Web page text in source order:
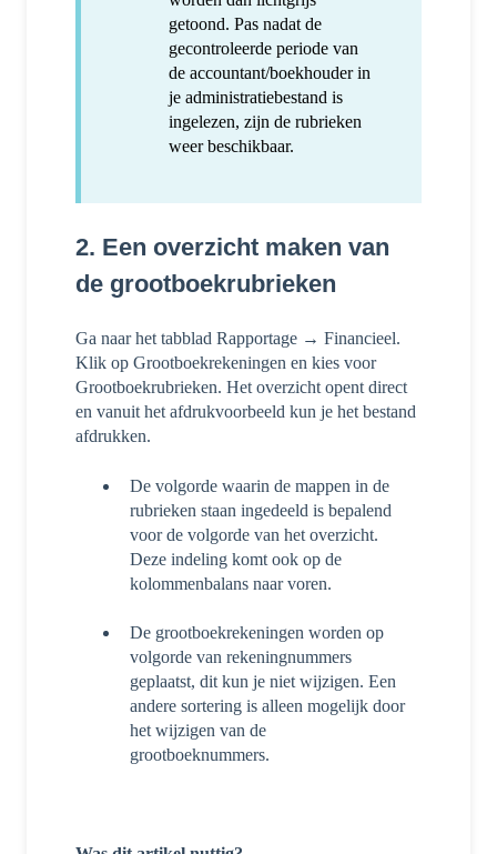
getoond. Pas nadat de
gecontroleerde periode van
de accountant/boekhouder in
je administratiebestand is
ingelezen, zijn de rubrieken
weer beschikbaar.
2. Een overzicht maken van
de grootboekrubrieken
Ga naar het tabblad Rapportage → Financieel.
Klik op Grootboekrekeningen en kies voor
Grootboekrubrieken. Het overzicht opent direct
en vanuit het afdrukvoorbeeld kun je het bestand
afdrukken.
De volgorde waarin de mappen in de
rubrieken staan ingedeeld is bepalend
voor de volgorde van het overzicht.
Deze indeling komt ook op de
kolommenbalans naar voren.
De grootboekrekeningen worden op
volgorde van rekeningnummers
geplaatst, dit kun je niet wijzigen. Een
andere sortering is alleen mogelijk door
het wijzigen van de
grootboeknummers.